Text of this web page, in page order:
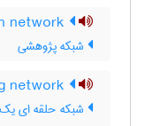
شبکه پژوهشی
شبکه حلقه ای